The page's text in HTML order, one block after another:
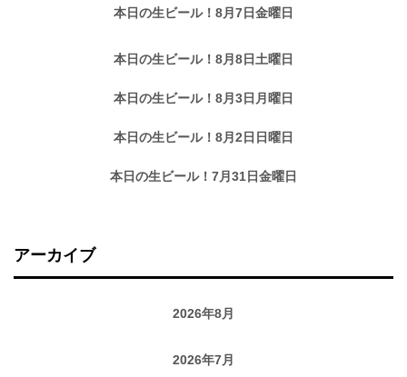
本日の生ビール！8月7日金曜日
本日の生ビール！8月8日土曜日
本日の生ビール！8月3日月曜日
本日の生ビール！8月2日日曜日
本日の生ビール！7月31日金曜日
アーカイブ
2026年8月
2026年7月